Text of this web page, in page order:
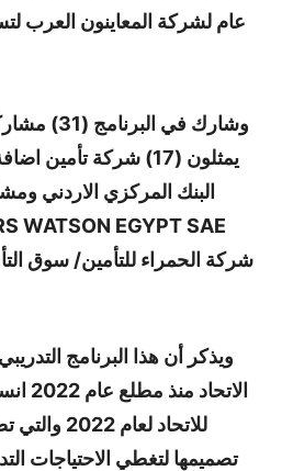
يمثلون (17) شركة
شركة الحمراء للتأمين/ سوق
ويذكر أن هذا البرنامج
تصميمها لتغطي الاحتياجات